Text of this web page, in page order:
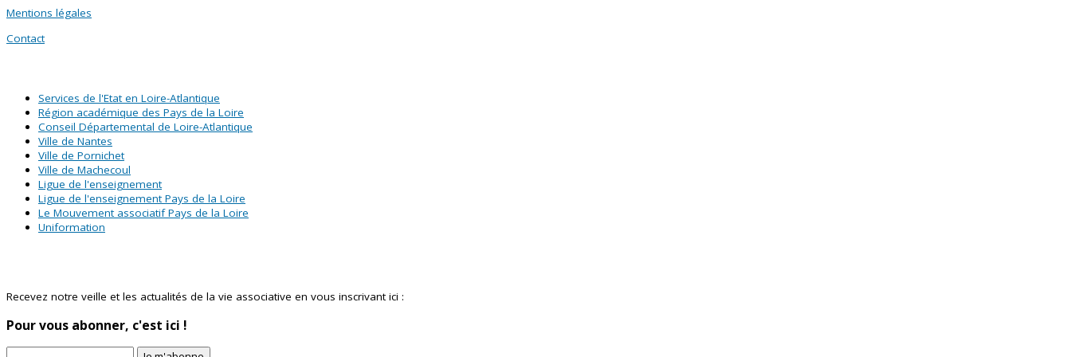
Mentions légales
Contact
Services de l'Etat en Loire-Atlantique
Région académique des Pays de la Loire
Conseil Départemental de Loire-Atlantique
Ville de Nantes
Ville de Pornichet
Ville de Machecoul
Ligue de l'enseignement
Ligue de l'enseignement Pays de la Loire
Le Mouvement associatif Pays de la Loire
Uniformation
Recevez notre veille et les actualités de la vie associative en vous inscrivant ici :
Pour vous abonner, c'est ici !